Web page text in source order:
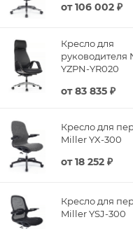
от106 002 ₽
Кресло для
руководителя
YZPN-YR020
от83 835 ₽
Кресло для
Miller YX-300
от18 252 ₽
Кресло для
Miller YSJ-300